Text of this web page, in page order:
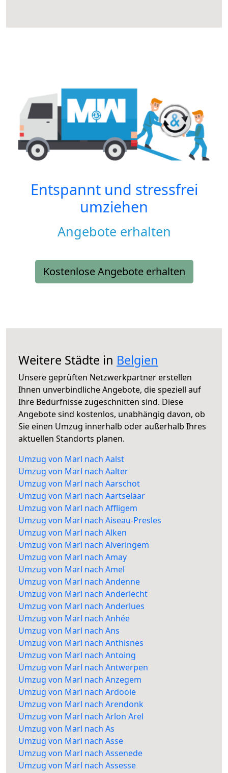
Entspannt und stressfrei
umziehen
Angebote erhalten
Kostenlose Angebote erhalten
Weitere Städte in Belgien
Unsere geprüften Netzwerkpartner erstellen
Ihnen unverbindliche Angebote, die speziell auf
Ihre Bedürfnisse zugeschnitten sind. Diese
Angebote sind kostenlos, unabhängig davon, ob
Sie einen Umzug innerhalb oder außerhalb Ihres
aktuellen Standorts planen.
Umzug von Marl nach Aalst
Umzug von Marl nach Aalter
Umzug von Marl nach Aarschot
Umzug von Marl nach Aartselaar
Umzug von Marl nach Affligem
Umzug von Marl nach Aiseau-Presles
Umzug von Marl nach Alken
Umzug von Marl nach Alveringem
Umzug von Marl nach Amay
Umzug von Marl nach Amel
Umzug von Marl nach Andenne
Umzug von Marl nach Anderlecht
Umzug von Marl nach Anderlues
Umzug von Marl nach Anhée
Umzug von Marl nach Ans
Umzug von Marl nach Anthisnes
Umzug von Marl nach Antoing
Umzug von Marl nach Antwerpen
Umzug von Marl nach Anzegem
Umzug von Marl nach Ardooie
Umzug von Marl nach Arendonk
Umzug von Marl nach Arlon Arel
Umzug von Marl nach As
Umzug von Marl nach Asse
Umzug von Marl nach Assenede
Umzug von Marl nach Assesse